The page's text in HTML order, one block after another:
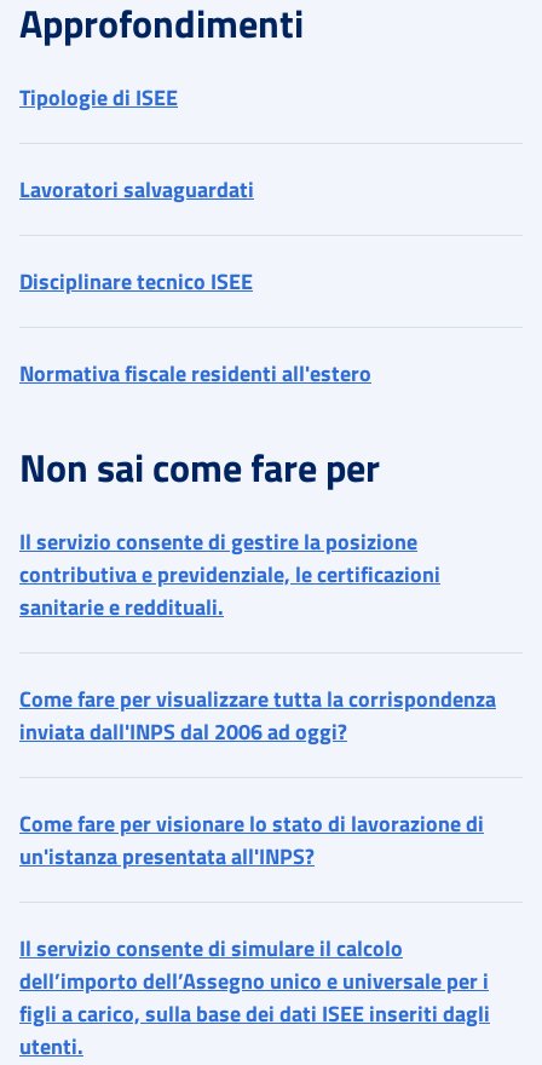
Non sai come fare per
Il servizio consente di gestire la posizione
contributiva e previdenziale, le certificazioni
sanitarie e reddituali.
Come fare per visualizzare tutta la corrispondenza
inviata dall'INPS dal 2006 ad oggi?
Come fare per visionare lo stato di lavorazione di
un'istanza presentata all'INPS?
Il servizio consente di simulare il calcolo
dell’importo dell’Assegno unico e universale per i
figli a carico, sulla base dei dati ISEE inseriti dagli
utenti.
Approfondimenti
Tipologie di ISEE
Lavoratori salvaguardati
Disciplinare tecnico ISEE
Normativa fiscale residenti all'estero